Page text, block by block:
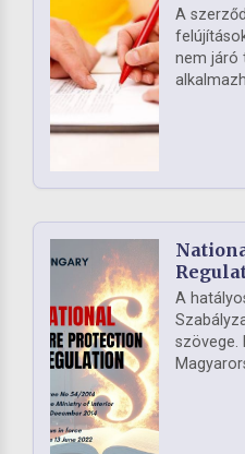
A
nem járó
A
szövege.